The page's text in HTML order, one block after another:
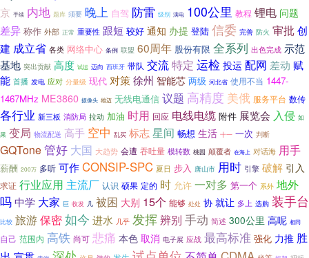
京 手续 内地 题库 须要 晚上 自驾 防雷 级别 满电 100公里 教程 锂电 问题
差异 称作 外部 正常 重要性 跟短 较好 通知 办提 登陆 信委 完善 防火 审批创
建 成立省 各类 网络中心 条例 联盟 60周年 股份有限 全系列 出色完成 示范
基地 突出贡献 高度 试运 迈向 西班牙 带队 交流特定 运检 投运 配网 差动 赋
能 首播 发电 应对 分量级 现代 对策徐州 智能芯 两级 河北省 使用不当 1447-
1467MHz ME3860 摄像头 雄迈 无线电通信 议题 高精度 美俄 服务平台 数传
各行业 新三板 消防局 拉动 加油 时用 回应 电线电缆 附件 展览会 入侵 如
果 变局 物流配送 高手 空中 乱买 标志星间 畅想 生活 十一 一次 判断
GQTone管好 大国 大趋势 会遭 吞吐量 模转数 桃园 颠覆者 在海上 对话海 用手
薪酬 200万 多听 可作CONSIP-SPC 夏日 步入 唐山市 用时 引擎 破解 引入
求证 行业应用 主流厂 认识 硕果 定的 时 允许 一对多 第一个 系外 地外
吗中学 大家 巨 收发 几 被困 大别 15个 能够 处处 协 就让 多上 选购 装手台
比较 旅游保密如今 进水 几乎 发挥 辨别 手动 简述 300公里 高呢 相同
自己 范围内 高铁 尚可 悲痛 本色 取消 电子展 应战 最高标准 强化 力推 胜